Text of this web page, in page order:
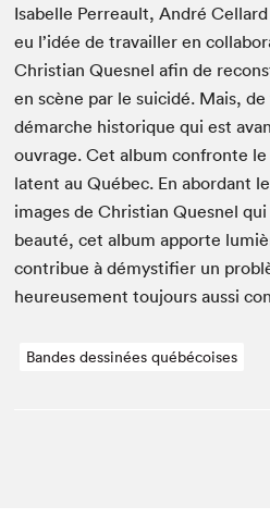
Isabelle Per­reault, André
eu l’idée de tra­vailler en
Chris­t­ian Ques­nel afin de
en scène par le sui­cidé. Mais,
démarche his­torique qui est
ouvrage. Cet album con­fronte
latent au Québec. En abor­dant
images de Chris­t­ian Ques­nel
beauté, cet album apporte
con­tribue à démys­ti­fi­er un
heureuse­ment tou­jours aus­si
Bandes dessinées québécoises